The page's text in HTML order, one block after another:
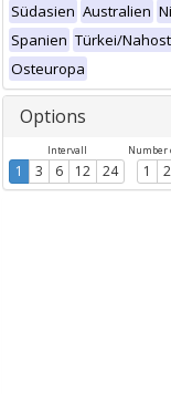
Südasien Australien
Spanien Türkei/Nahost
Osteuropa
Options
Intervall
1 3 6 12 24
Number
1 2